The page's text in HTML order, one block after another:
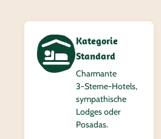
Kategorie
Standard
Charmante
3‑Sterne-Hotels,
sympathische
Lodges oder
Posadas.